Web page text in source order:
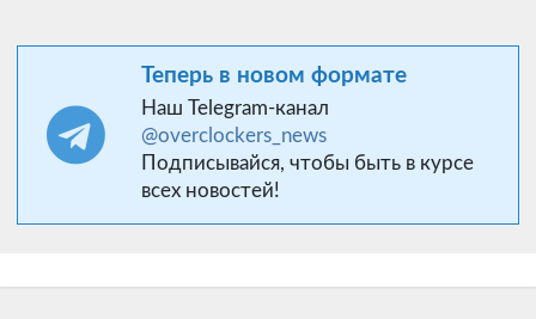
Теперь в новом формате
Наш Telegram-канал
@overclockers_news
Подписывайся, чтобы быть в курсе
всех новостей!